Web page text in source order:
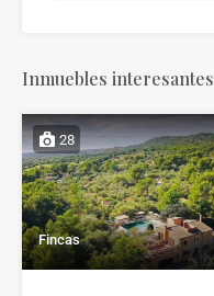
Inmuebles interesantes
28
Fincas